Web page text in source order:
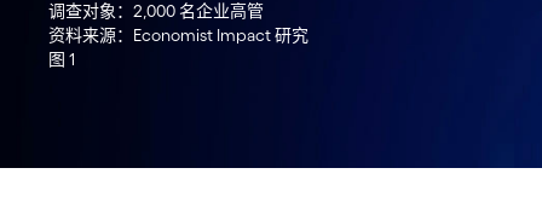
调查对象：2,000 名企业高管
资料来源：Economist Impact 研究
图 1